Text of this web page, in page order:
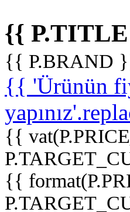
{{
{{ P.BRAND
{{ 'Ürünün
{{
{{